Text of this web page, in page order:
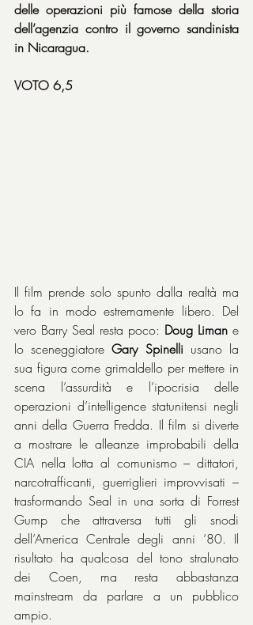
delle operazioni più famose della storia
dell’agenzia contro il governo sandinista
in Nicaragua.
VOTO 6,5
Il film prende solo spunto dalla realtà ma
lo fa in modo estremamente libero. Del
vero Barry Seal resta poco: Doug Liman e
lo sceneggiatore Gary Spinelli usano la
sua figura come grimaldello per mettere in
scena l’assurdità e l’ipocrisia delle
operazioni d’intelligence statunitensi negli
anni della Guerra Fredda. Il film si diverte
a mostrare le alleanze improbabili della
CIA nella lotta al comunismo – dittatori,
narcotrafficanti, guerriglieri improvvisati –
trasformando Seal in una sorta di Forrest
Gump che attraversa tutti gli snodi
dell’America Centrale degli anni ’80. Il
risultato ha qualcosa del tono stralunato
dei Coen, ma resta abbastanza
mainstream da parlare a un pubblico
ampio.